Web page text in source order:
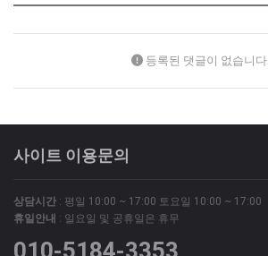
등록된 댓글이 없습니다.
사이트 이용문의
상담시간 : 평일 10:00 ~ 17:00 토요일 10:00 ~ 17:00
휴일안내 : 일요일 및 공휴일은 휴무
010-5184-3353